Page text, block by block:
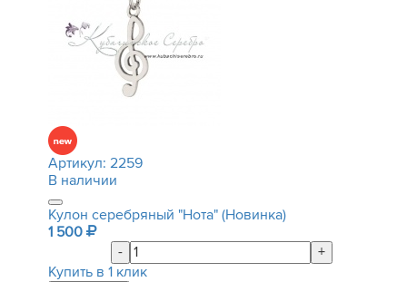
Артикул: 2259
В наличии
Кулон серебряный "Нота" (Новинка)
1 500
-
+
Купить в 1 клик